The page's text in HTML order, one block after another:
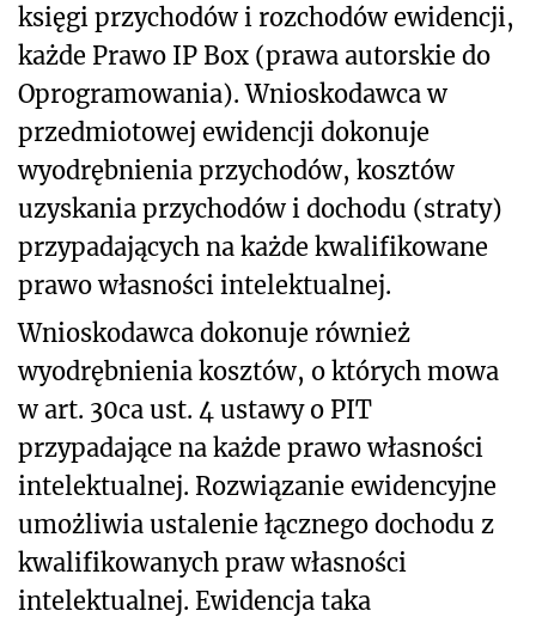
księgi przychodów i rozchodów ewidencji,
każde Prawo IP Box (prawa autorskie do
Oprogramowania). Wnioskodawca w
przedmiotowej ewidencji dokonuje
wyodrębnienia przychodów, kosztów
uzyskania przychodów i dochodu (straty)
przypadających na każde kwalifikowane
prawo własności intelektualnej.
Wnioskodawca dokonuje również
wyodrębnienia kosztów, o których mowa
w art. 30ca ust. 4 ustawy o PIT
przypadające na każde prawo własności
intelektualnej. Rozwiązanie ewidencyjne
umożliwia ustalenie łącznego dochodu z
kwalifikowanych praw własności
intelektualnej. Ewidencja taka